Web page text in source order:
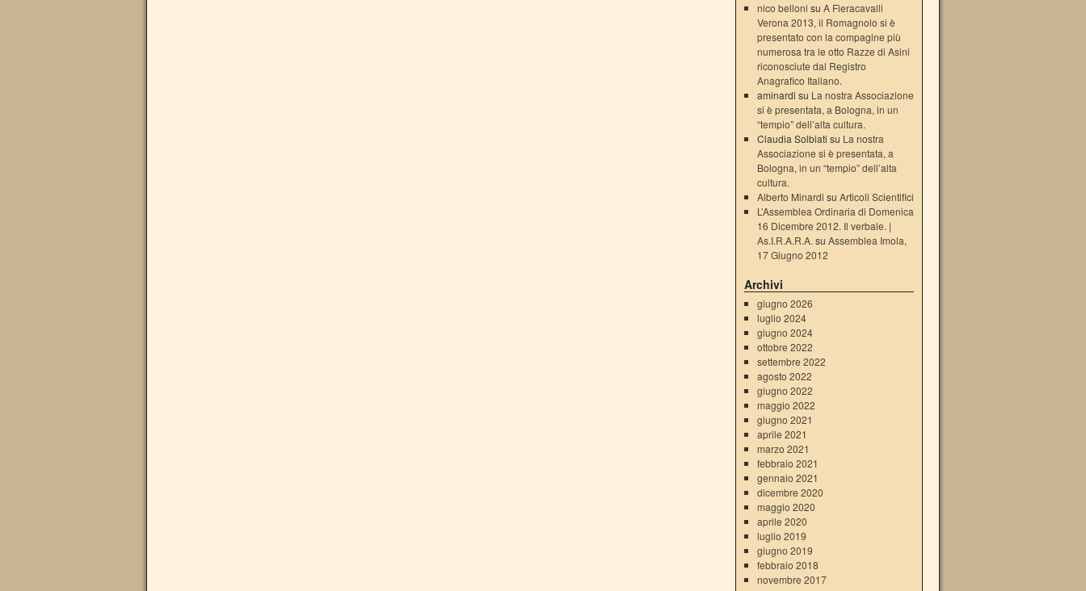
nico belloni su A Fieracavalli
Verona 2013, il Romagnolo si è
presentato con la compagine più
numerosa tra le otto Razze di Asini
riconosciute dal Registro
Anagrafico Italiano.
aminardi su La nostra Associazione
si è presentata, a Bologna, in un
“tempio” dell’alta cultura.
Claudia Solbiati su La nostra
Associazione si è presentata, a
Bologna, in un “tempio” dell’alta
cultura.
Alberto Minardi su Articoli Scientifici
L’Assemblea Ordinaria di Domenica
16 Dicembre 2012. Il verbale. |
As.I.R.A.R.A. su Assemblea Imola,
17 Giugno 2012
Archivi
giugno 2026
luglio 2024
giugno 2024
ottobre 2022
settembre 2022
agosto 2022
giugno 2022
maggio 2022
giugno 2021
aprile 2021
marzo 2021
febbraio 2021
gennaio 2021
dicembre 2020
maggio 2020
aprile 2020
luglio 2019
giugno 2019
febbraio 2018
novembre 2017